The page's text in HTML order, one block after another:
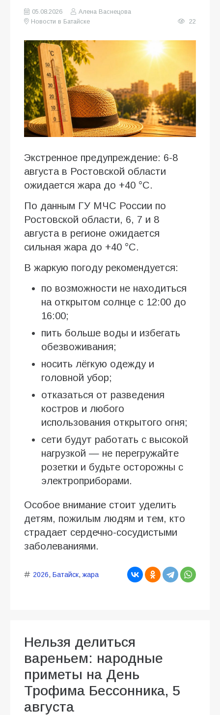
05.08.2026
Алена Васнецова
Новости в Батайске
22
Экстренное предупреждение: 6-8
августа в Ростовской области
ожидается жара до +40 °C.
По данным ГУ МЧС России по
Ростовской области, 6, 7 и 8
августа в регионе ожидается
сильная жара до +40 °C.
В жаркую погоду рекомендуется:
по возможности не находиться
на открытом солнце с 12:00 до
16:00;
пить больше воды и избегать
обезвоживания;
носить лёгкую одежду и
головной убор;
отказаться от разведения
костров и любого
использования открытого огня;
сети будут работать с высокой
нагрузкой — не перегружайте
розетки и будьте осторожны с
электроприборами.
Особое внимание стоит уделить
детям, пожилым людям и тем, кто
страдает сердечно-сосудистыми
заболеваниями.
2026, Батайск, жара
Нельзя делиться
вареньем: народные
приметы на День
Трофима Бессонника, 5
августа